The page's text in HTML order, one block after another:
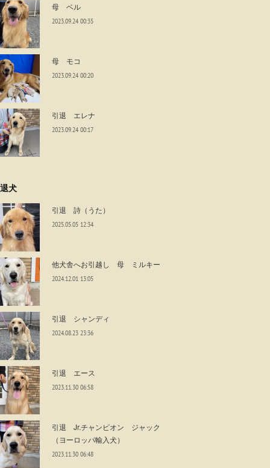
母 ベル
2023.09.24 00:35
母 モコ
2023.09.24 00:20
引退 エレナ
2023.09.24 00:17
犬
引退 詩（うた）
2025.05.05 12:34
他犬舎へお引越し 母 ミルキー
2024.12.01 13:05
引退 シャンディ
2024.08.23 23:36
引退 エース
2023.11.30 06:58
引退 Jr.チャンピオン ジャック
（ヨーロッパ輸入犬）
2023.11.30 06:48